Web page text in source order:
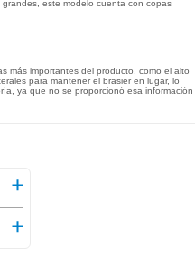
este modelo cuenta con copas
más importantes del producto, como el alto
para mantener el brasier en lugar, lo
ya que no se proporcionó esa información